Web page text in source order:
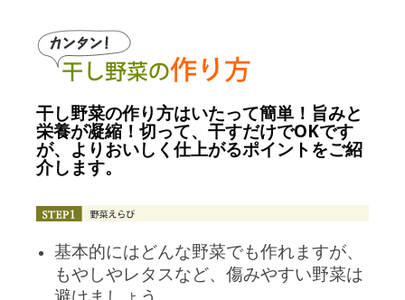
干し野菜の作り方はいたって簡単！旨みと
栄養が凝縮！切って、干すだけでOKです
が、よりおいしく仕上がるポイントをご紹
介します。
基本的にはどんな野菜でも作れますが、
もやしやレタスなど、傷みやすい野菜は